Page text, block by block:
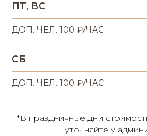
ПТ, ВС
ДОП. ЧЕЛ. 100 ₽/ЧАС
СБ
ДОП. ЧЕЛ. 100 ₽/ЧАС
*В праздничные дни
уточняйте у